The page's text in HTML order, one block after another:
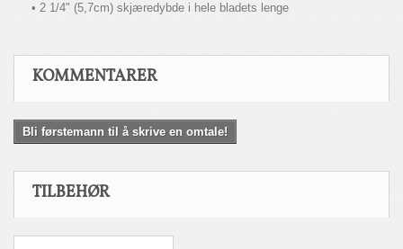
• 2 1/4" (5,7cm) skjæredybde i hele bladets lenge
KOMMENTARER
Bli førstemann til å skrive en omtale!
TILBEHØR